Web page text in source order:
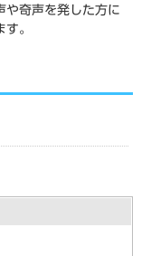
や奇声を発した方に
。